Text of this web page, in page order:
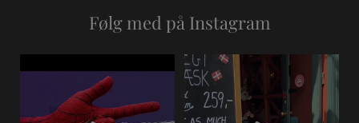
Følg med på Instagram
Grab a table for your next
meal! #visitcopenhagen
1
#visitcopenhagen
#restaurantvita
#smørrebrød
8 0